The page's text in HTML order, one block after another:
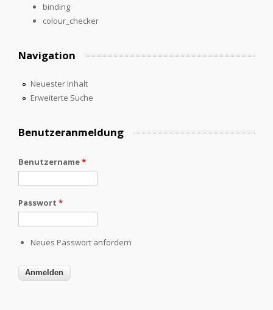
binding
colour_checker
Navigation
Neuester Inhalt
Erweiterte Suche
Benutzeranmeldung
Benutzername*
Passwort *
Neues Passwort anfordern